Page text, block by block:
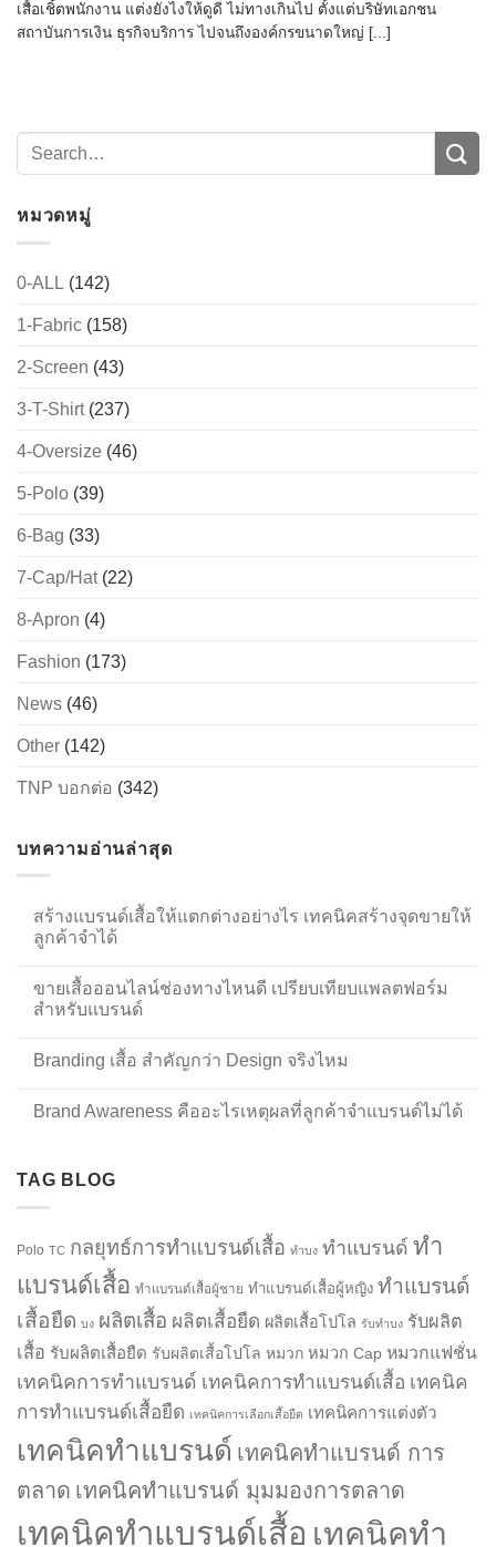
เสื้อเชิ้ตพนักงาน แต่งยังไงให้ดูดี ไม่ทางเกินไป ตั้งแต่บริษัทเอกชน
สถาบันการเงิน ธุรกิจบริการ ไปจนถึงองค์กรขนาดใหญ่ [...]
หมวดหมู่
0-ALL (142)
1-Fabric (158)
2-Screen (43)
3-T-Shirt(237)
4-Oversize (46)
5-Polo (39)
6-Bag (33)
7-Cap/Hat(22)
8-Apron (4)
Fashion (173)
News (46)
Other (142)
TNP บอกต่อ (342)
บทความอ่านล่าสุด
สร้างแบรนด์เสื้อให้แตกต่างอย่างไร เทคนิคสร้างจุดขายให้
ลูกค้าจำได้
ขายเสื้อออนไลน์ช่องทางไหนดี เปรียบเทียบแพลตฟอร์ม
สำหรับแบรนด์
Branding เสื้อ สำคัญกว่า Design จริงไหม
Brand Awareness คืออะไรเหตุผลที่ลูกค้าจำแบรนด์ไม่ได้
TAG BLOG
Polo TC กลยุทธ์การทำแบรนด์เสื้อ ทำบง ทำแบรนด์ ทำ
แบรนด์เสื้อ ทำแบรนด์เสื้อผู้ชาย ทำแบรนด์เสื้อผู้หญิง ทำแบรนด์
เสื้อยืด บง ผลิตเสื้อ ผลิตเสื้อยืด ผลิตเสื้อโปโล รับทำบง รับผลิต
เสื้อ รับผลิตเสื้อยืด รับผลิตเสื้อโปโล หมวก หมวก Cap หมวกแฟชั่น
เทคนิคการทำแบรนด์ เทคนิคการทำแบรนด์เสื้อ เทคนิค
การทำแบรนด์เสื้อยืด เทคนิคการเลือกเสื้อยืด เทคนิคการแต่งตัว
เทคนิคทำแบรนด์ เทคนิคทำแบรนด์ การ
ตลาด เทคนิคทำแบรนด์ มุมมองการตลาด
เทคนิคทำแบรนด์เสื้อ เทคนิคทำ